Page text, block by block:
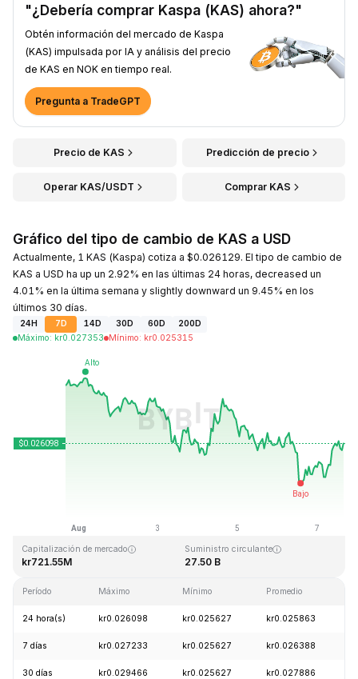
"¿Debería comprar Kaspa (KAS) ahora?"
Obtén información del mercado de Kaspa
(KAS) impulsada por IA y análisis del precio
de KAS en NOK en tiempo real.
Pregunta a TradeGPT
Precio de KAS Predicción de precio
Operar KAS/USDT Comprar KAS
Gráfico del tipo de cambio de KAS a USD
Actualmente, 1 KAS (Kaspa) cotiza a $0.026129. El tipo de cambio de
KAS a USD ha up un 2.92% en las últimas 24 horas, decreased un
4.01% en la última semana y slightly downward un 9.45% en los
últimos 30 días.
24H 7D 14D 30D 60D
200D
Máximo: kr0.027353 Mínimo: kr0.025315
kr0.207411 kr0.000171
Capitalización de mercado
kr721.55M
Suministro circulante
27.50 B
Período Máximo Mínimo Promedio
24 hora(s) kr0.026098 kr0.025627 kr0.025863
7 días kr0.027233 kr0.025627 kr0.026388
30 días kr0.029466 kr0.025627 kr0.027886